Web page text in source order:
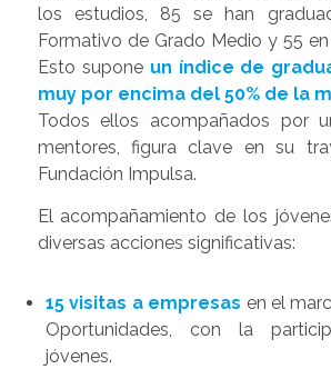
los estudios, 85 se han
Formativo de Grado Medio y 55 en
Esto supone un índice de
muy por encima del 50% de la
Todos ellos acompañados por
mentores, figura clave en su
Fundación Impulsa.
El acompañamiento de los
diversas acciones significativas:
15 visitas a empresas en el
Oportunidades, con la
jóvenes.